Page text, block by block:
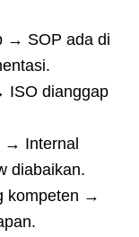
→ SOP ada di
ISO dianggap
→ Internal
diabaikan.
kompeten →